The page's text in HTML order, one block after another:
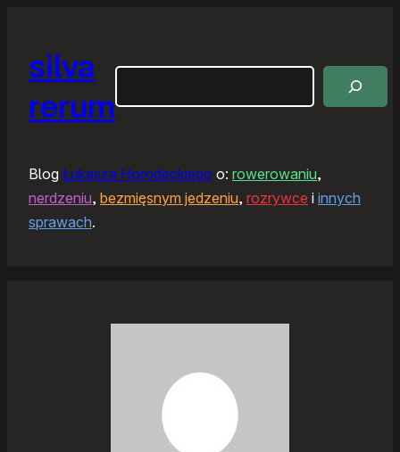
silva
rerum
Blog Łukasza Horodeckiego o: rowerowaniu,
nerdzeniu, bezmięsnym jedzeniu, rozrywce i innych
sprawach.